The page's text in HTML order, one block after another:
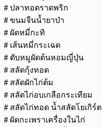
# ปลาทอดราดพริก
# ขนมจีนน้ำยาป่า
# ผัดหมี่กะทิ
# เส้นหมี่กระเฉด
# ตับหมูผัดต้นหอมญี่ปุ่น
# สลัดกุ้งทอด
# สลัดผักไก่ต้ม
# สลัดไก่อบเกลือกระเทียม
# สลัดไก่ทอด น้ำสลัดโยเกิร์ต
# ผัดกะเพราเครื่องในไก่